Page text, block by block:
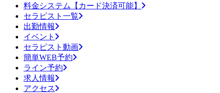
料金システム【カード決済可能】
セラピスト一覧
出勤情報
イベント
セラピスト動画
簡単WEB予約
ライン予約
求人情報
アクセス